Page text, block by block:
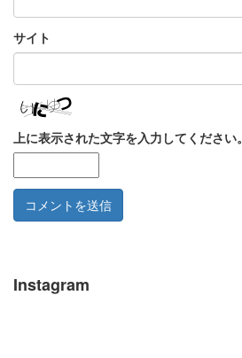
サイト
上に表示された文字を入力してください。
Instagram